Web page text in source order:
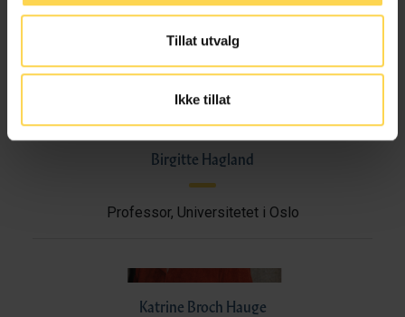
Tillat utvalg
Ikke tillat
Lucy Klæboe Furuholmen
Stipendiat, Universitetet i Oslo
Birgitte Hagland
Professor, Universitetet i Oslo
Katrine Broch Hauge